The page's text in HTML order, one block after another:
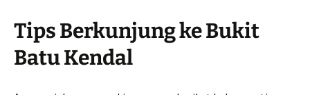
Tips Berkunjung ke Bukit
Batu Kendal